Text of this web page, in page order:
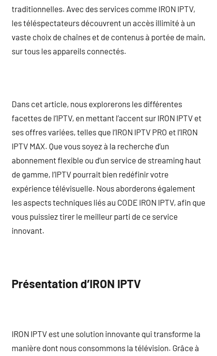
traditionnelles. Avec des services comme IRON IPTV,
les téléspectateurs découvrent un accès illimité à un
vaste choix de chaînes et de contenus à portée de main,
sur tous les appareils connectés.
Dans cet article, nous explorerons les différentes
facettes de l’IPTV, en mettant l’accent sur IRON IPTV et
ses offres variées, telles que l’IRON IPTV PRO et l’IRON
IPTV MAX. Que vous soyez à la recherche d’un
abonnement flexible ou d’un service de streaming haut
de gamme, l’IPTV pourrait bien redéfinir votre
expérience télévisuelle. Nous aborderons également
les aspects techniques liés au CODE IRON IPTV, afin que
vous puissiez tirer le meilleur parti de ce service
innovant.
Présentation d’IRON IPTV
IRON IPTV est une solution innovante qui transforme la
manière dont nous consommons la télévision. Grâce à